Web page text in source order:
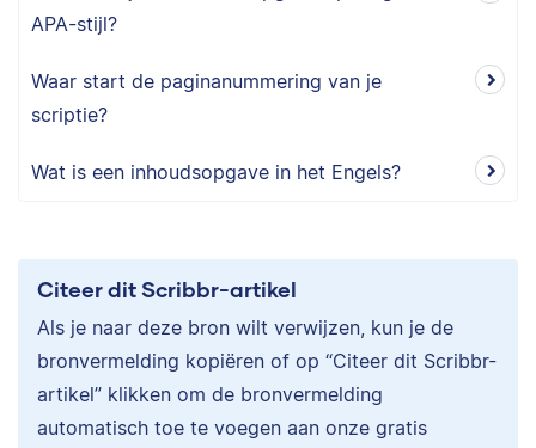
APA-stijl?
Waar start de paginanummering van je
scriptie?
Wat is een inhoudsopgave in het Engels?
Citeer dit Scribbr-artikel
Als je naar deze bron wilt verwijzen, kun je de
bronvermelding kopiëren of op “Citeer dit Scribbr-
artikel” klikken om de bronvermelding
automatisch toe te voegen aan onze gratis